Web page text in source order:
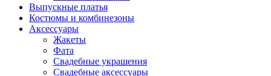
Выпускные платья
Костюмы и комбинезоны
Аксессуары
Жакеты
Фата
Свадебные украшения
Свадебные аксессуары